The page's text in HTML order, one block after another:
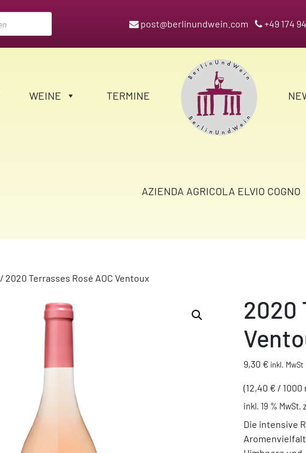
post@berlinundwein.com +49 174
WEINE TERMINE
AZIENDA AGRICOLA ELVIO COGNO
/ 2020 Terrasses Rosé AOC Ventoux
2020
9,30 € inkl. MwSt
(12,40 € / 1000
inkl. 19 % MwSt.
Die intensive